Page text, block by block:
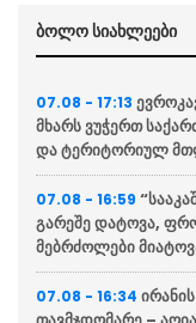
ბოლო სიახლეები
07.08 - 17:13
მხარს ვუჭერთ
და ტერიტორიულ
07.08 - 16:59
გარეშე დატოვა,
მებრძოლები
07.08 - 16:34